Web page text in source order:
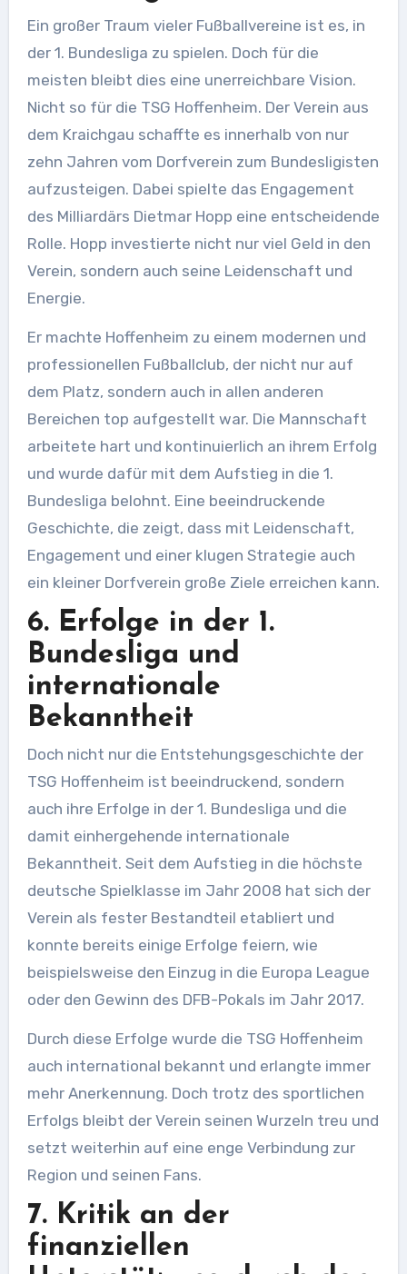
Ein großer Traum vieler Fußballvereine ist es, in
der 1. Bundesliga zu spielen. Doch für die
meisten bleibt dies eine unerreichbare Vision.
Nicht so für die TSG Hoffenheim. Der Verein aus
dem Kraichgau schaffte es innerhalb von nur
zehn Jahren vom Dorfverein zum Bundesligisten
aufzusteigen. Dabei spielte das Engagement
des Milliardärs Dietmar Hopp eine entscheidende
Rolle. Hopp investierte nicht nur viel Geld in den
Verein, sondern auch seine Leidenschaft und
Energie.
Er machte Hoffenheim zu einem modernen und
professionellen Fußballclub, der nicht nur auf
dem Platz, sondern auch in allen anderen
Bereichen top aufgestellt war. Die Mannschaft
arbeitete hart und kontinuierlich an ihrem Erfolg
und wurde dafür mit dem Aufstieg in die 1.
Bundesliga belohnt. Eine beeindruckende
Geschichte, die zeigt, dass mit Leidenschaft,
Engagement und einer klugen Strategie auch
ein kleiner Dorfverein große Ziele erreichen kann.
6. Erfolge in der 1.
Bundesliga und
internationale
Bekanntheit
Doch nicht nur die Entstehungsgeschichte der
TSG Hoffenheim ist beeindruckend, sondern
auch ihre Erfolge in der 1. Bundesliga und die
damit einhergehende internationale
Bekanntheit. Seit dem Aufstieg in die höchste
deutsche Spielklasse im Jahr 2008 hat sich der
Verein als fester Bestandteil etabliert und
konnte bereits einige Erfolge feiern, wie
beispielsweise den Einzug in die Europa League
oder den Gewinn des DFB-Pokals im Jahr 2017.
Durch diese Erfolge wurde die TSG Hoffenheim
auch international bekannt und erlangte immer
mehr Anerkennung. Doch trotz des sportlichen
Erfolgs bleibt der Verein seinen Wurzeln treu und
setzt weiterhin auf eine enge Verbindung zur
Region und seinen Fans.
7. Kritik an der
finanziellen